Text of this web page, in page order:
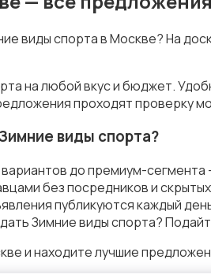
виды спорта в Москве? На
на любой вкус и бюджет.
проходят проверку
виды спорта?
до премиум-
без посредников и
публикуются каждый
Зимние виды спорта?
и находите лучшие